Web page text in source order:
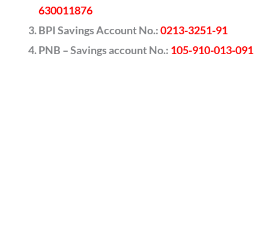
630011876
BPI Savings Account No.:0213-3251-91
PNB – Savings account No.: 105-910-013-091